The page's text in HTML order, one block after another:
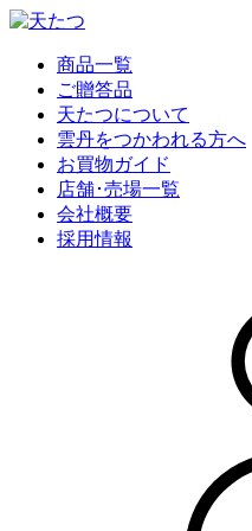
商品一覧
ご贈答品
天たつについて
雲丹をつかわれる方へ
お買物ガイド
店舗･売場一覧
会社概要
採用情報